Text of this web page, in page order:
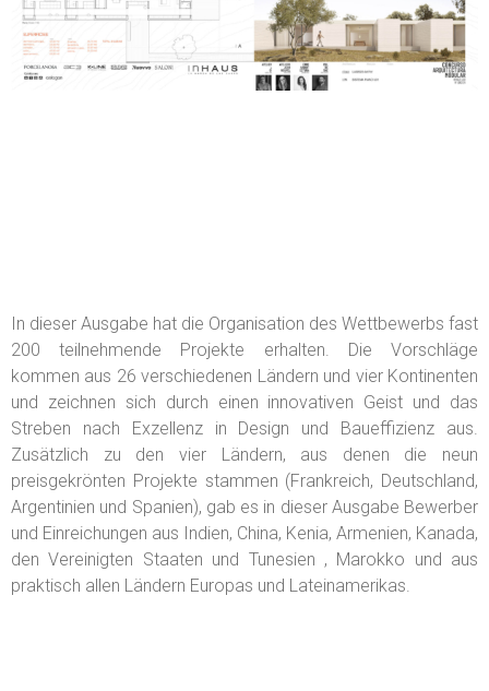
In dieser Ausgabe hat die Organisation des Wettbewerbs fast
200 teilnehmende Projekte erhalten. Die Vorschläge
kommen aus 26 verschiedenen Ländern und vier Kontinenten
und zeichnen sich durch einen innovativen Geist und das
Streben nach Exzellenz in Design und Baueffizienz aus.
Zusätzlich zu den vier Ländern, aus denen die neun
preisgekrönten Projekte stammen (Frankreich, Deutschland,
Argentinien und Spanien), gab es in dieser Ausgabe Bewerber
und Einreichungen aus Indien, China, Kenia, Armenien, Kanada,
den Vereinigten Staaten und Tunesien , Marokko und aus
praktisch allen Ländern Europas und Lateinamerikas.